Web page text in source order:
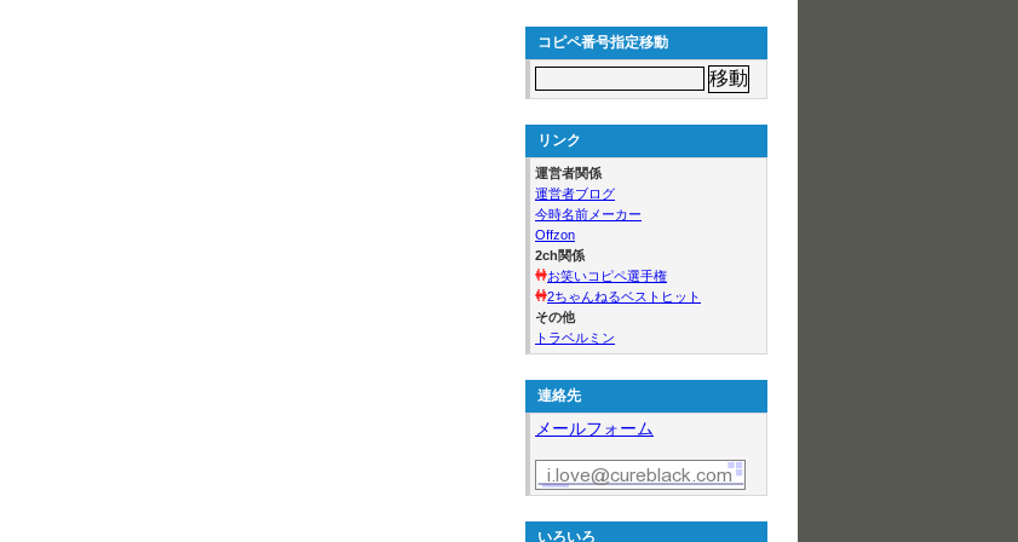
コピペ番号指定移動
リンク
運営者関係
運営者ブログ
今時名前メーカー
Offzon
2ch関係
お笑いコピペ選手権
2ちゃんねるベストヒット
その他
トラベルミン
連絡先
メールフォーム
いろいろ